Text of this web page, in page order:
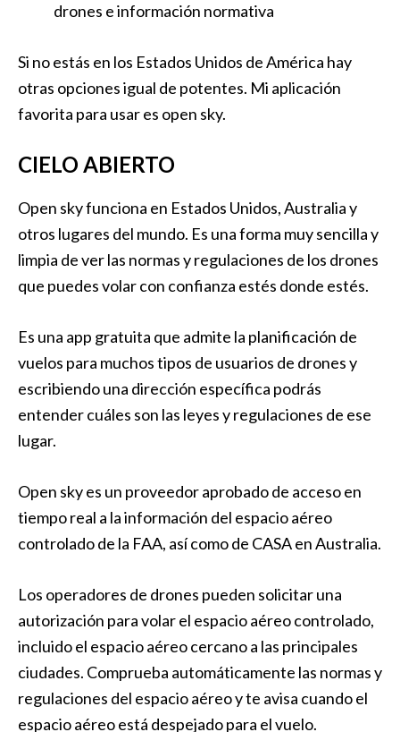
drones e información normativa
Si no estás en los Estados Unidos de América hay
otras opciones igual de potentes. Mi aplicación
favorita para usar es open sky.
CIELO ABIERTO
Open sky funciona en Estados Unidos, Australia y
otros lugares del mundo. Es una forma muy sencilla y
limpia de ver las normas y regulaciones de los drones
que puedes volar con confianza estés donde estés.
Es una app gratuita que admite la planificación de
vuelos para muchos tipos de usuarios de drones y
escribiendo una dirección específica podrás
entender cuáles son las leyes y regulaciones de ese
lugar.
Open sky es un proveedor aprobado de acceso en
tiempo real a la información del espacio aéreo
controlado de la FAA, así como de CASA en Australia.
Los operadores de drones pueden solicitar una
autorización para volar el espacio aéreo controlado,
incluido el espacio aéreo cercano a las principales
ciudades. Comprueba automáticamente las normas y
regulaciones del espacio aéreo y te avisa cuando el
espacio aéreo está despejado para el vuelo.